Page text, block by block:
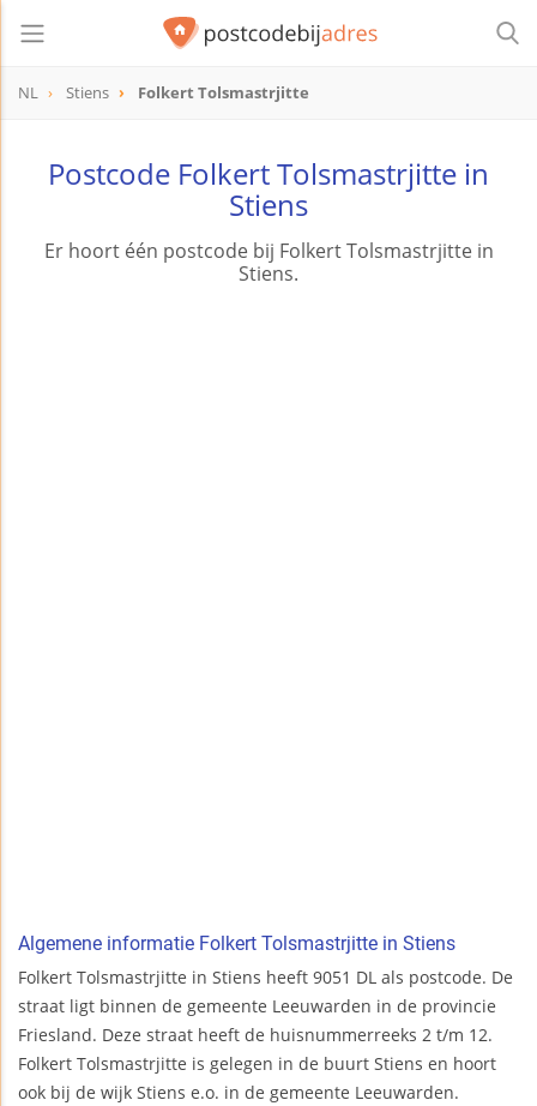
NL Stiens Folkert Tolsmastrjitte
Postcode Folkert Tolsmastrjitte in
Stiens
Er hoort één postcode bij Folkert Tolsmastrjitte in
Stiens.
Algemene informatie Folkert Tolsmastrjitte in Stiens
Folkert Tolsmastrjitte in Stiens heeft 9051 DL als postcode. De
straat ligt binnen de gemeente Leeuwarden in de provincie
Friesland. Deze straat heeft de huisnummerreeks 2 t/m 12.
Folkert Tolsmastrjitte is gelegen in de buurt Stiens en hoort
ook bij de wijk Stiens e.o. in de gemeente Leeuwarden.